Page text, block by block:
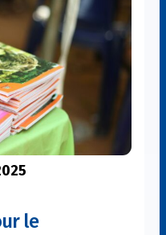
concrétise
pleinement
:
tous
les
nouveaux
programmes
officialisés
par
ministère
de
le